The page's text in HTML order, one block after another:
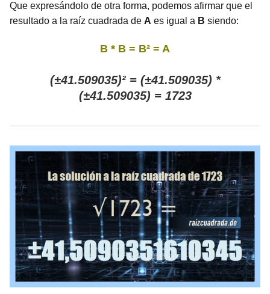
Que expresándolo de otra forma, podemos afirmar que el
resultado a la raíz cuadrada de A es igual a B siendo:
B * B = B² = A
(±41.509035)² = (±41.509035) *
(±41.509035) = 1723